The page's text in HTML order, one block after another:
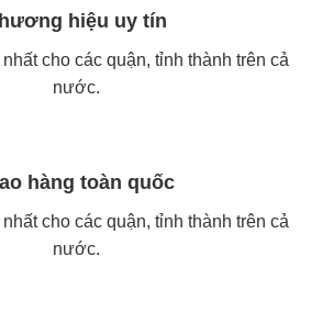
hiệu uy tín
cho các quận, tỉnh thành trên cả
nước.
hàng toàn quốc
cho các quận, tỉnh thành trên cả
nước.